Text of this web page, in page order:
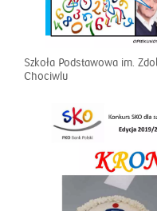
Szkoła Podstawowa im.
Chociwlu